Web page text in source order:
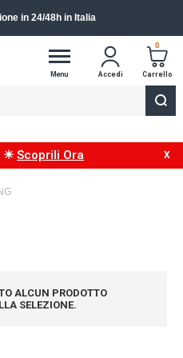
in 24/48h in Italia
Menu Accedi
0
Carrello
☀ Scoprili Ora
ALCUN PRODOTTO
SELEZIONE.